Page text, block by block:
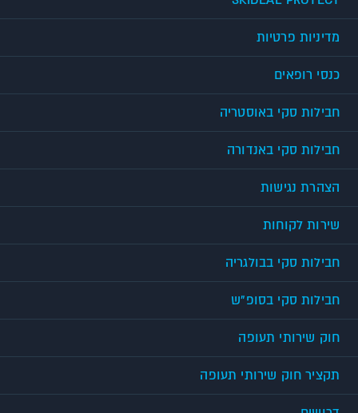
מדיניות פרטיות
כנסי רופאים
חבילות סקי באוסטריה
חבילות סקי באנדורה
הצהרת נגישות
שירות לקוחות
חבילות סקי בבולגריה
חבילות סקי בסופ"ש
חוק שירותי תעופה
תקציר חוק שירותי תעופה